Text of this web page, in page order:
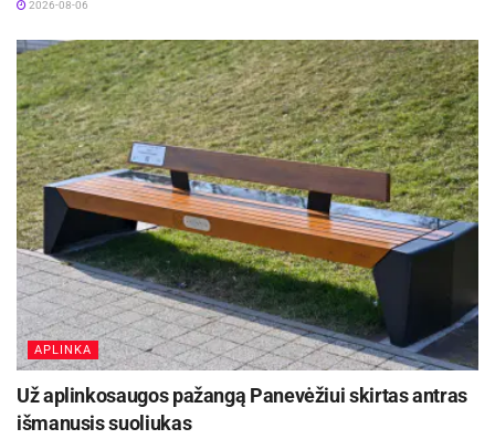
2026-08-06
APLINKA
Už aplinkosaugos pažangą Panevėžiui skirtas antras
išmanusis suoliukas